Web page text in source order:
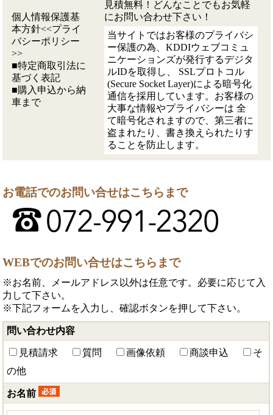
個人情報保護基
本方針<<プライ
バシーポリシー
>>
■特定商取引法に
基づく表記
■購入申込から納
車まで
見積無料！どんなことでもお気軽
にお問い合わせ下さい！
当サイトではお客様のプライバシ
ー保護の為、KDDIウェブコミュ
ニケーションズが発行するデジタ
ルIDを取得し、 SSLプロトコル
(Secure Socket Layer)による暗号化
通信を採用しています。お客様の
大事な情報やプライバシーは 全
て暗号化されますので、第三者に
盗まれたり、書き換えられたりす
ることを防止します。
お電話でのお問い合せはこちらまで
WEBでのお問い合せはこちらまで
※お名前、メールアドレス以外は任意です。必要に応じて入
力して下さい。
※下記フォームを入力し、確認ボタンを押して下さい。
問い合わせ内容
見積請求 質問 画像依頼 商談申込
そ
の他
お名前